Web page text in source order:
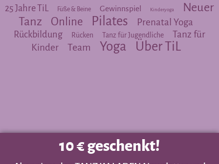
25 Jahre TiL Füße & Beine Gewinnspiel Kinderyoga
Neuer
Tanz
Online Pilates Prenatal Yoga
Rückbildung Rücken Tanz für Jugendliche
Tanz für
Kinder
Team Yoga Über TiL
10 € geschenkt!